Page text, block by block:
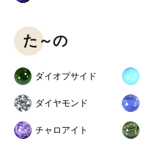
た～の
ダイオプサイド
ダイヤモンド
チャロアイト